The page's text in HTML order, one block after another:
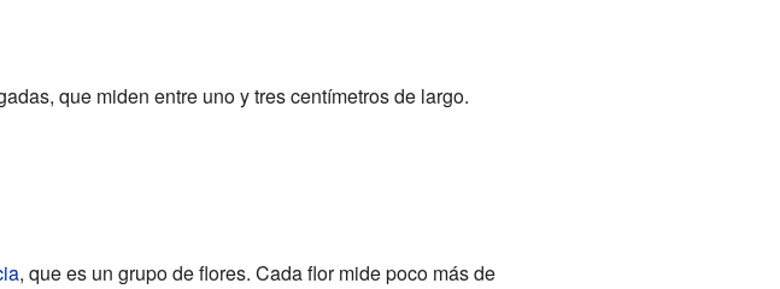
que miden entre uno y tres centímetros de largo.
, que es un grupo de flores. Cada flor mide poco más de